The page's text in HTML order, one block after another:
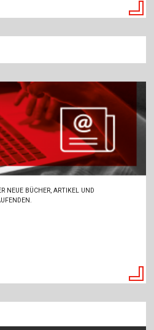
NEUE BÜCHER, ARTIKEL UND